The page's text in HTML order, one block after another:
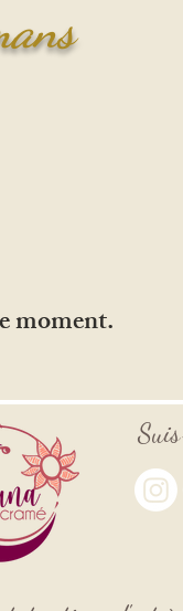
moment.